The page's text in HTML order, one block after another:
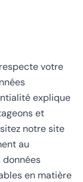
respecte votre
explique
et
notre site
au
données
en matière